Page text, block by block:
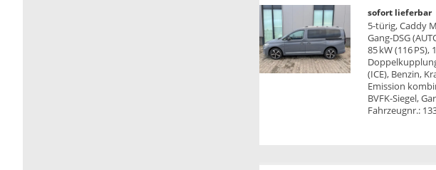
sofort lieferbar
5-türig, Caddy
Gang-DSG
85 kW (116 PS),
(ICE), Benzin,
Emission
BVFK-Siegel,
Fahrzeugnr.: